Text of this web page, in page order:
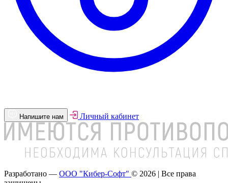
Напишите нам Личный кабинет
Разработано — ООО "Кибер-Софт" © 2026 | Все права